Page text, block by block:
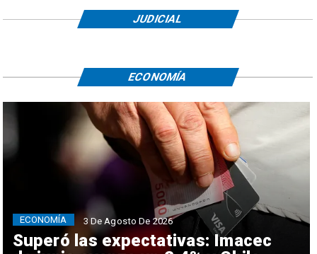
JUDICIAL
Superó las expectativas: Imacec
ECONOMÍA 3 De Agosto De 2026
ECONOMÍA